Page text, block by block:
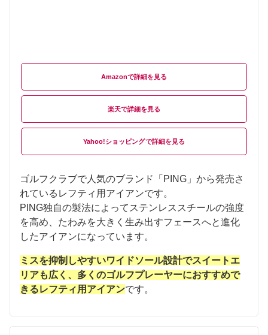
Amazon
楽天
Yahoo!ショッピング
ゴルフクラブで人気のブランド「PING」から発売さ
れているレフティ用アイアンです。
PING独自の製法によってステンレススチールの強度
を高め、たわみを大きく生み出すフェースへと進化
したアイアンになっています。
ミスを抑制しやすいワイドソール設計でスイートエ
リアも広く、多くのゴルフプレーヤーにおすすめで
きるレフティ用アイアンです。